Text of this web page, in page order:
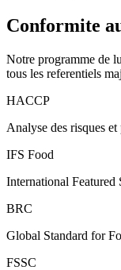
Conformite
Notre programme de
tous les referentiels
HACCP
Analyse des risques
IFS Food
International Featured
BRC
Global Standard for
FSSC